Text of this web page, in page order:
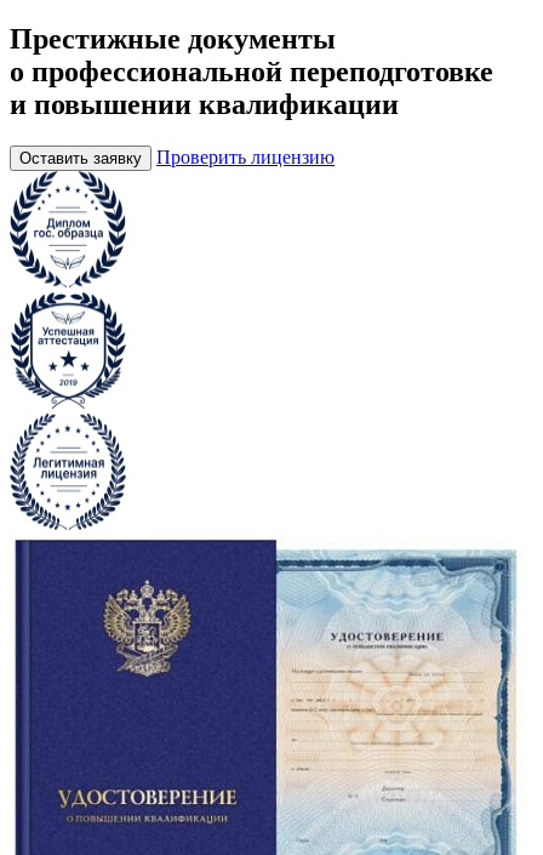
Престижные документы
о профессиональной переподготовке
и повышении квалификации
Оставить заявку Проверить лицензию